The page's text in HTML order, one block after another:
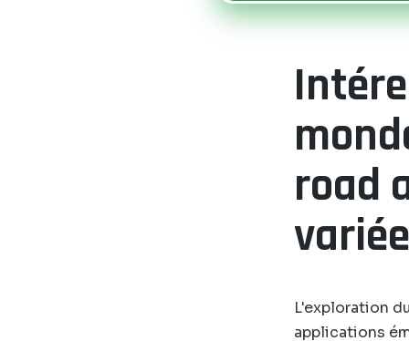
road
L'exploration
applications